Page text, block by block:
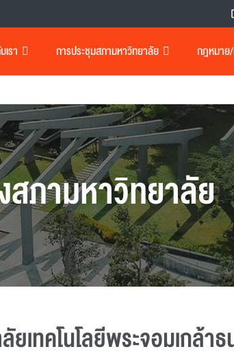
เรา การประชุมสภามหาวิทยาลัย กฎหมาย/
สภามหาวิทยาลัย
เทคโนโลยีพระจอมเกล้า